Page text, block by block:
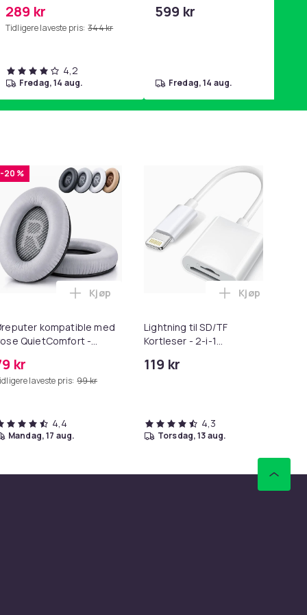
289 kr
Tidligere laveste pris: 344 kr
4,2
fredag, 14 aug.
599 kr
fredag, 14 aug.
i handlekurven
for Garmin klokker 2-pack i handlekurven
-20 %
kompatible med
QuietComfort -
kr
laveste pris: 99 kr
Legg Øreputer kompatible med Bose
Kjøp
4,4
mandag, 17 aug.
Lightning til SD/TF
Kortleser - 2-i-1
iPhone/iPad
119 kr
Legg
Kjøp
4,3
torsdag, 13 aug.